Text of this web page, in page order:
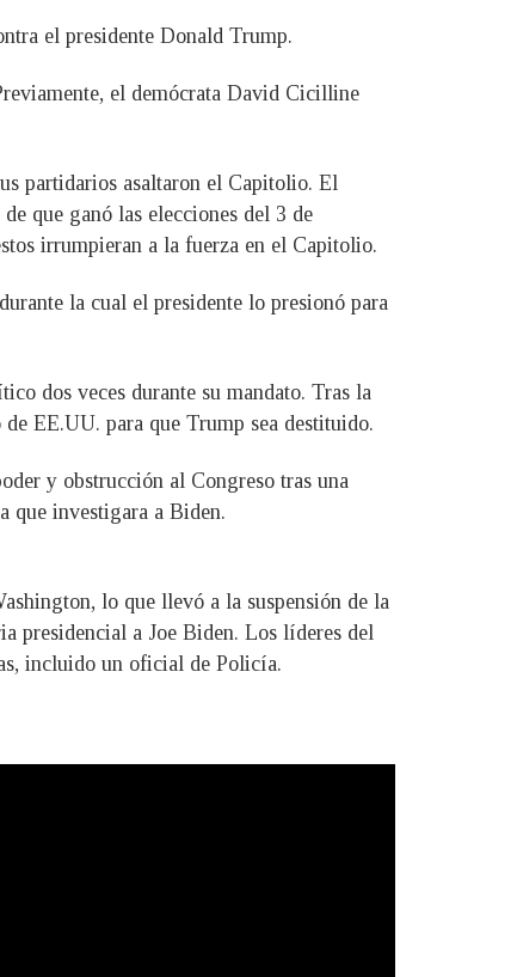
el presidente Donald Trump.
el demócrata David Cicilline
partidarios asaltaron el Capitolio. El
que ganó las elecciones del 3 de
irrumpieran a la fuerza en el Capitolio.
la cual el presidente lo presionó para
dos veces durante su mandato. Tras la
EE.UU. para que Trump sea destituido.
y obstrucción al Congreso tras una
que investigara a Biden.
lo que llevó a la suspensión de la
presidencial a Joe Biden. Los líderes del
incluido un oficial de Policía.